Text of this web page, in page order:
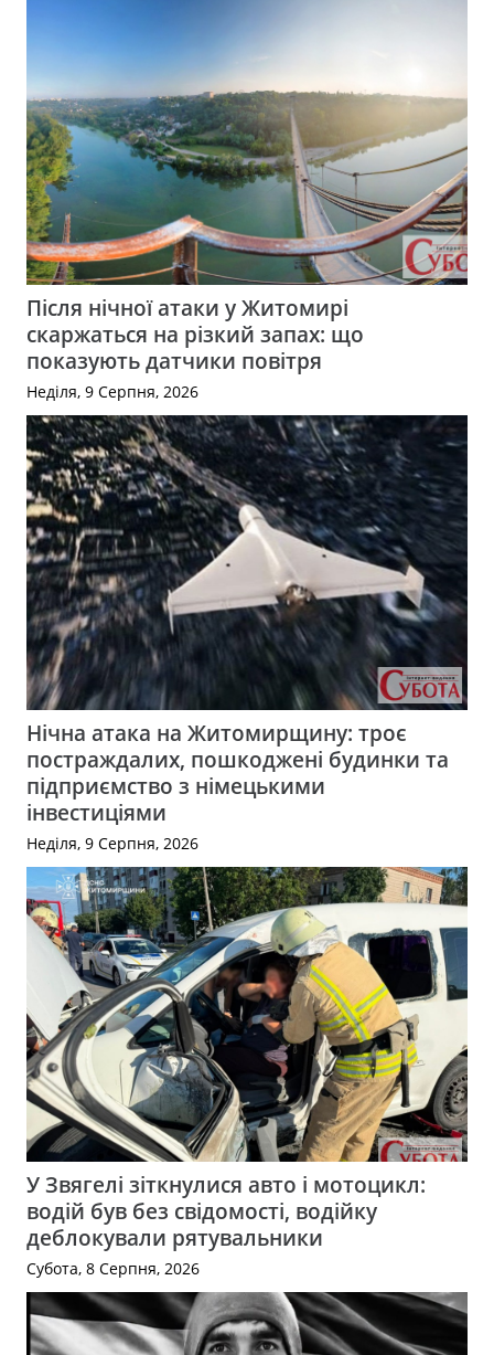
Після нічної атаки у Житомирі
скаржаться на різкий запах: що
показують датчики повітря
Неділя, 9 Серпня, 2026
Нічна атака на Житомирщину: троє
постраждалих, пошкоджені будинки та
підприємство з німецькими
інвестиціями
Неділя, 9 Серпня, 2026
У Звягелі зіткнулися авто і мотоцикл:
водій був без свідомості, водійку
деблокували рятувальники
Субота, 8 Серпня, 2026